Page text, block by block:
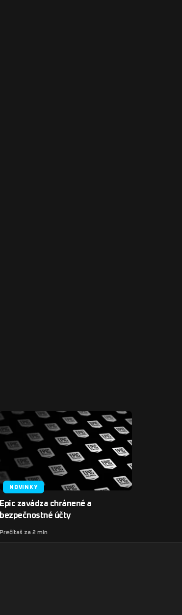
NOVINKY
Epic zavádza chránené a
bezpečnostné účty
Prečítaš za 2 min